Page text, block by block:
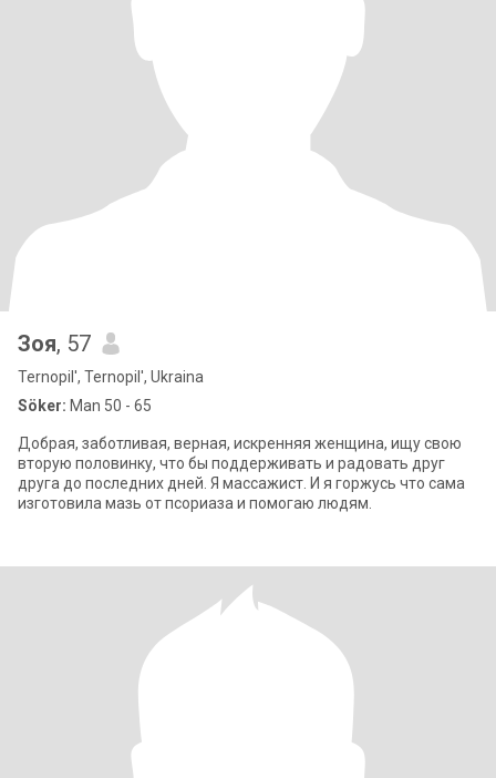
Зоя, 57
Ternopil', Ternopil', Ukraina
Söker: Man 50 - 65
Добрая, заботливая, верная, искренняя женщина, ищу свою
вторую половинку, что бы поддерживать и радовать друг
друга до последних дней. Я массажист. И я горжусь что сама
изготовила мазь от псориаза и помогаю людям.